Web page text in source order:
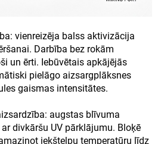
vienreizēja balss aktivizācija
Darbība bez rokām
un ērti. Iebūvētais apkājējās
pielāgo aizsargplāksnes
gaismas intensitātes.
augstas blīvuma
divkāršu UV pārklājumu. Bloķē
iekštelpu temperatūru līdz